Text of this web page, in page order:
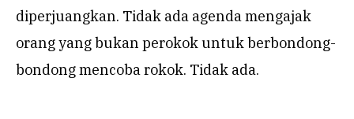
diperjuangkan. Tidak ada agenda mengajak
orang yang bukan perokok untuk berbondong-
bondong mencoba rokok. Tidak ada.